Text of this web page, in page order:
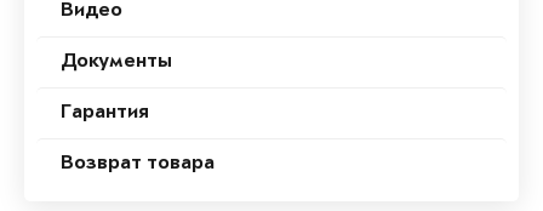
Видео
Документы
Гарантия
Возврат товара